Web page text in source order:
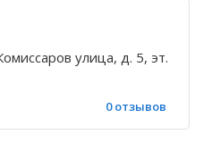
улица, д. 5, эт.
0 отзывов